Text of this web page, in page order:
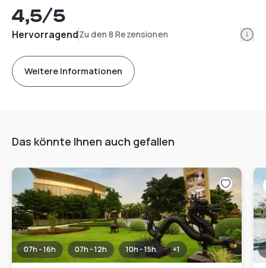
4,5/5
HervorragendZu den 8 Rezensionen
Weitere Informationen
Das könnte Ihnen auch gefallen
07h - 16h 07h - 12h 10h - 15h +1